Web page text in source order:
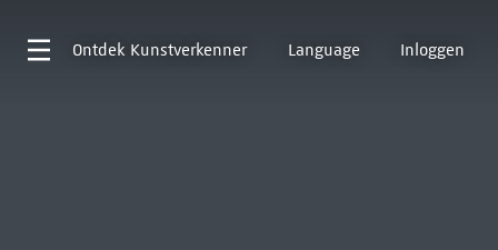
Ontdek Kunstverkenner Language Inloggen